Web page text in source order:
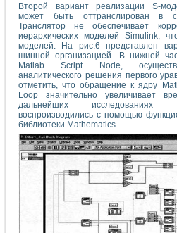
Второй вариант реализации S-
может быть оттранслирован в
Транслятор не обеспечивает
иерархических моделей Simulink,
моделей. На рис.6 представлен
шинной организацией. В нижней
Matlab Script Node,
аналитического решения первого
отметить, что обращение к ядру
Loop значительно увеличивает
дальнейших исследованиях
воспроизводились с помощью
библиотеки Mathematics.